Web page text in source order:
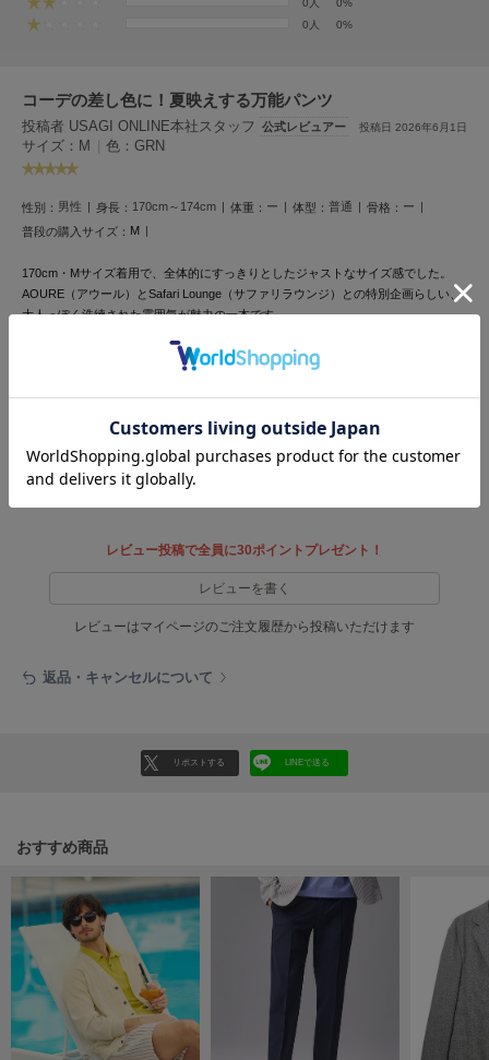
gelato pique
ジェラート ピケ
GELATO PIQUE CAT&DOG
ジェラート ピケ キャットアンドドッグ
gelato pique Sleep
ジェラート ピケ スリープ
へノン
ハンター
HOKA ONEONE
ホカ オネオネ
キーン
le coq sportif
ルコックスポルティフ
LeSportsac
レスポートサック
LILY BROWN
リリーブラウン
0人
0%
コーデの差し色に！夏映えする万能パンツ
投稿者 USAGI ONLINE本社スタッフ 公式レビュアー 投稿日 2026年6月1日
サイズ：M | 色：GRN
性別： 男性 身長： 170cm～174cm 体重： ー 体型： 普通 骨格： ー
普段の購入サイズ： M
170cm・Mサイズ着用で、全体的にすっきりとしたジャストなサイズ感でした。
AOURE（アウール）とSafari Lounge（サファリラウンジ）との特別企画らしい、
大人っぽく洗練された雰囲気が魅力の一本です。
オックス素材が程よい表情感と清涼感を演出。
鮮やかなグリーンカラーを着用しましたが、シンプルなコーディネートにも洒落感
参考になった
レビュー投稿で全員に30ポイントプレゼント！
レビューを書く
レビューはマイページのご注文履歴から投稿いただけます
返品・キャンセルについて
リポストする LINEで送る
おすすめ商品